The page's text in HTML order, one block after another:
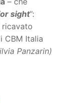
sight”:
ricavato
CBM Italia
Panzarin)